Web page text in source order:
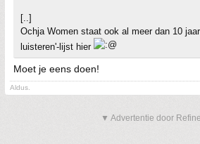
[..]
Ochja Women staat ook al meer dan 10
luisteren'-lijst hier
Moet je eens doen!
Aldus.
▼ Advertentie door